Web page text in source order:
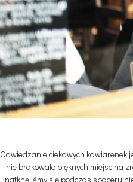
Odwiedzanie ciekawych kawiarenek
nie brakowało pięknych miejsc na
natknęliśmy się podczas spaceru